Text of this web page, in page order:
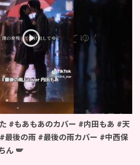
#もあもあのカバー #内田もあ #天
後の雨 #最後の雨カバー #中西保
ん 🪽